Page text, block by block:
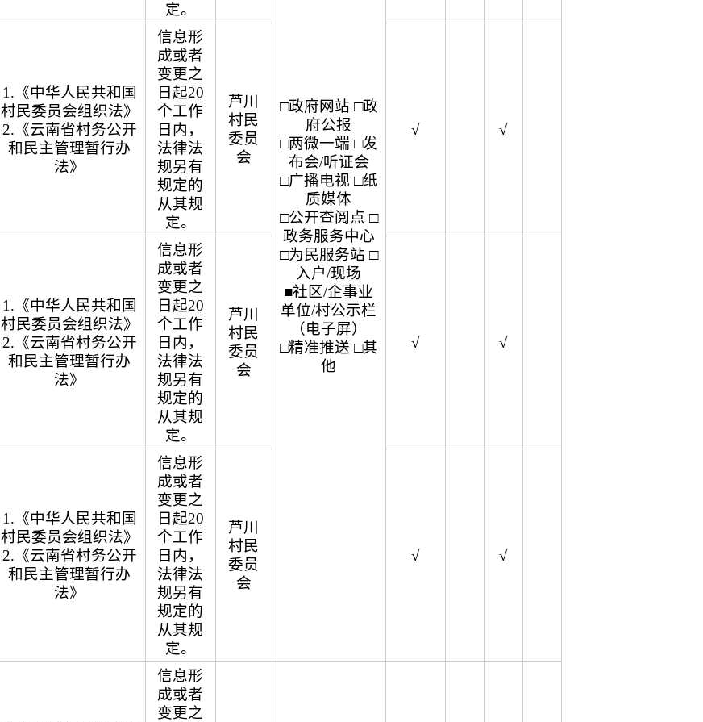
定。
□政府网站 □政
府公报
□两微一端 □发
布会/听证会
□广播电视 □纸
质媒体
□公开查阅点 □
政务服务中心
□为民服务站 □
入户/现场
■社区/企事业
单位/村公示栏
（电子屏）
□精准推送 □其
他
1.《中华人民共和国
村民委员会组织法》
2.《云南省村务公开
和民主管理暂行办
法》
信息形
成或者
变更之
日起20
个工作
日内，
法律法
规另有
规定的
从其规
定。
芦川
村民
委员
会
√ √
1.《中华人民共和国
村民委员会组织法》
2.《云南省村务公开
和民主管理暂行办
法》
信息形
成或者
变更之
日起20
个工作
日内，
法律法
规另有
规定的
从其规
定。
芦川
村民
委员
会
√ √
1.《中华人民共和国
村民委员会组织法》
2.《云南省村务公开
和民主管理暂行办
法》
信息形
成或者
变更之
日起20
个工作
日内，
法律法
规另有
规定的
从其规
定。
芦川
村民
委员
会
√ √
信息形
成或者
变更之